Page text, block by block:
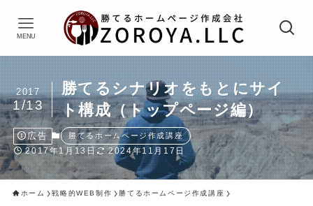
MENU
勝てるシナリオをもとにサイ
ト構成（トップページ編）
2017
1/13
広告 勝てるホームページ作成講座
2017年1月13日 2024年11月17日
ホーム 戦略的WEB制作 勝てるホームページ作成講座